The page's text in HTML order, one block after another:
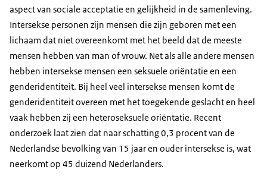
aspect van sociale acceptatie en gelijkheid in de samenleving.
Intersekse personen zijn mensen die zijn geboren met een
lichaam dat niet overeenkomt met het beeld dat de meeste
mensen hebben van man of vrouw. Net als alle andere mensen
hebben intersekse mensen een seksuele oriëntatie en een
genderidentiteit. Bij heel veel intersekse mensen komt de
genderidentiteit overeen met het toegekende geslacht en heel
vaak hebben zij een heteroseksuele oriëntatie. Recent
onderzoek laat zien dat naar schatting 0,3 procent van de
Nederlandse bevolking van 15 jaar en ouder intersekse is, wat
neerkomt op 45 duizend Nederlanders.